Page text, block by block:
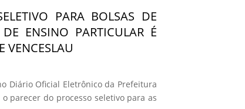
PARA BOLSAS DE
ENSINO PARTICULAR É
VENCESLAU
Diário Oficial Eletrônico da Prefeitura
parecer do processo seletivo para as